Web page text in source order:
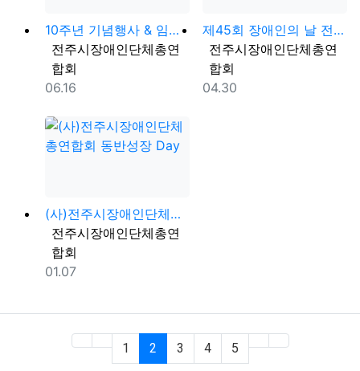
10주년 기념행사 & 임직원워크숍
등록자
전주시장애인단체총연
합회
등록일
06.16
제45회 장애인의 날 전주시 기념행사 및 문화공연
등록자
전주시장애인단체총연
합회
등록일
04.30
(사)전주시장애인단체총연합회 동반성장 Day
등록자
전주시장애인단체총연
합회
등록일
01.07
1 2(current)
3 4 5